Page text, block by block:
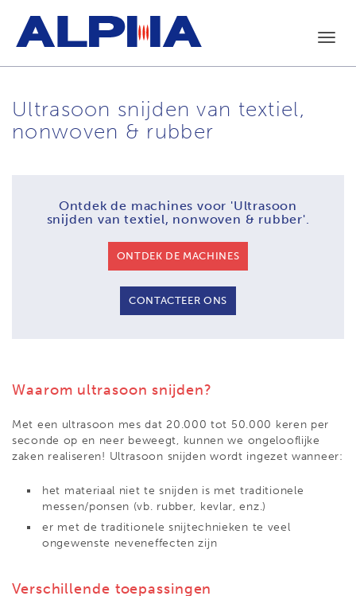
Ultrasoon snijden van textiel,
nonwoven & rubber
Ontdek de machines voor 'Ultrasoon
snijden van textiel, nonwoven & rubber'.
ONTDEK DE MACHINES
CONTACTEER ONS
Waarom ultrasoon snijden?
Met een ultrasoon mes dat 20.000 tot 50.000 keren per
seconde op en neer beweegt, kunnen we ongelooflijke
zaken realiseren! Ultrasoon snijden wordt ingezet wanneer:
het materiaal niet te snijden is met traditionele
messen/ponsen (vb. rubber, kevlar, enz.)
er met de traditionele snijtechnieken te veel
ongewenste neveneffecten zijn
Verschillende toepassingen